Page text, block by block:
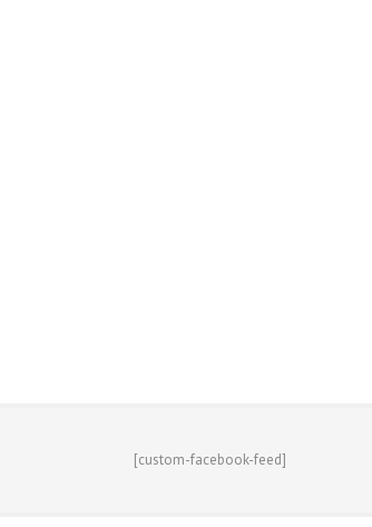
[custom-facebook-feed]